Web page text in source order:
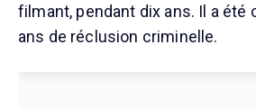
filmant, pendant dix ans. Il a été
ans de réclusion criminelle.